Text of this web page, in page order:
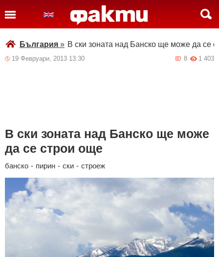
България » В ски зоната над Банско ще може да се
19 Февруари, 2013 13:30 1 403
8
В ски зоната над Банско ще може
да се строи още
банско - пирин - ски - строеж